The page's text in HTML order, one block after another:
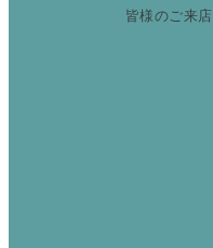
皆様のご来